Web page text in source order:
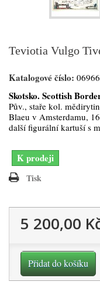
Teviotia Vulgo
Katalogové číslo: 06966
Skotsko. Scottish
Pův., staře kol.
Blaeu v Amsterdamu,
další figurální kartuší s
K prodeji
Tisk
5 200,00
Přidat do košíku